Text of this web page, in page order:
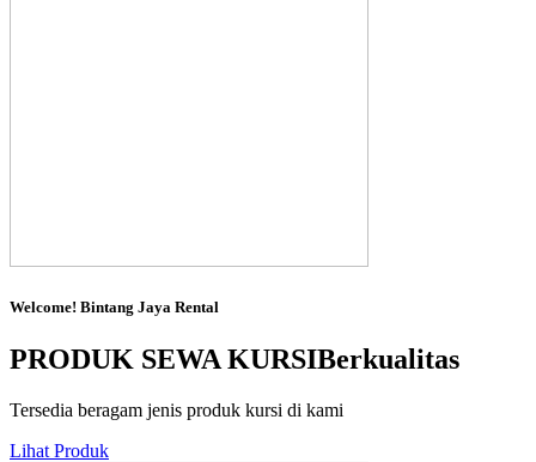
Welcome! Bintang Jaya Rental
PRODUK SEWA KURSIBerkualitas
Tersedia beragam jenis produk kursi di kami
Lihat Produk